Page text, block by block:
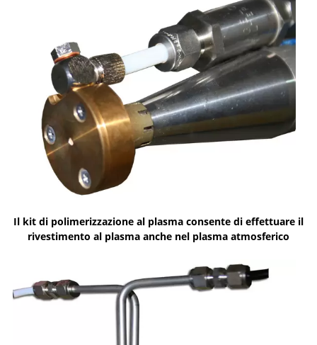
Il kit di polimerizzazione al plasma consente di effettuare il
rivestimento al plasma anche nel plasma atmosferico